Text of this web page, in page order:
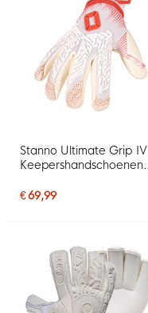
Stanno Ultimate Grip IV
Keepershandschoenen
€ 69,99